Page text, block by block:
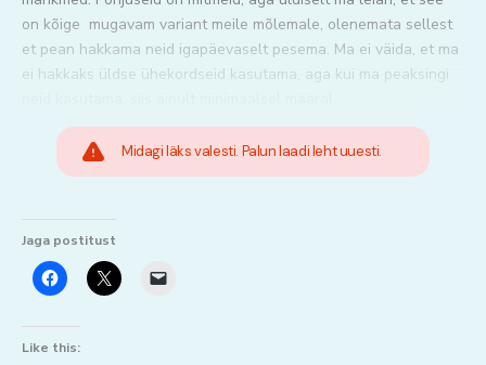
on kõige mugavam variant meile mõlemale, olenemata sellest
et pean hakkama neid igapäevaselt pesema. Ma ei väida, et ma
ei hakkaks üldse ühekordseid kasutama, aga kui ma peaksingi
Midagi läks valesti. Palun laadi leht uuesti.
Jaga postitust
Like this: